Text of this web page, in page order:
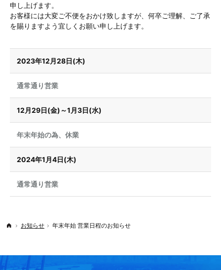
申し上げます。
お客様には大変ご不便をおかけ致しますが、何卒ご理解、ご了承
を賜りますよう宜しくお願い申し上げます。
2023年12月28日(木)
通常通り営業
12月29日(金)～1月3日(水)
年末年始の為、休業
2024年1月4日(木)
通常通り営業
Topお知らせ 年末年始 営業日程のお知らせ